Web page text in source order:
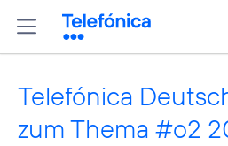
Telefónica
zum Thema #o2